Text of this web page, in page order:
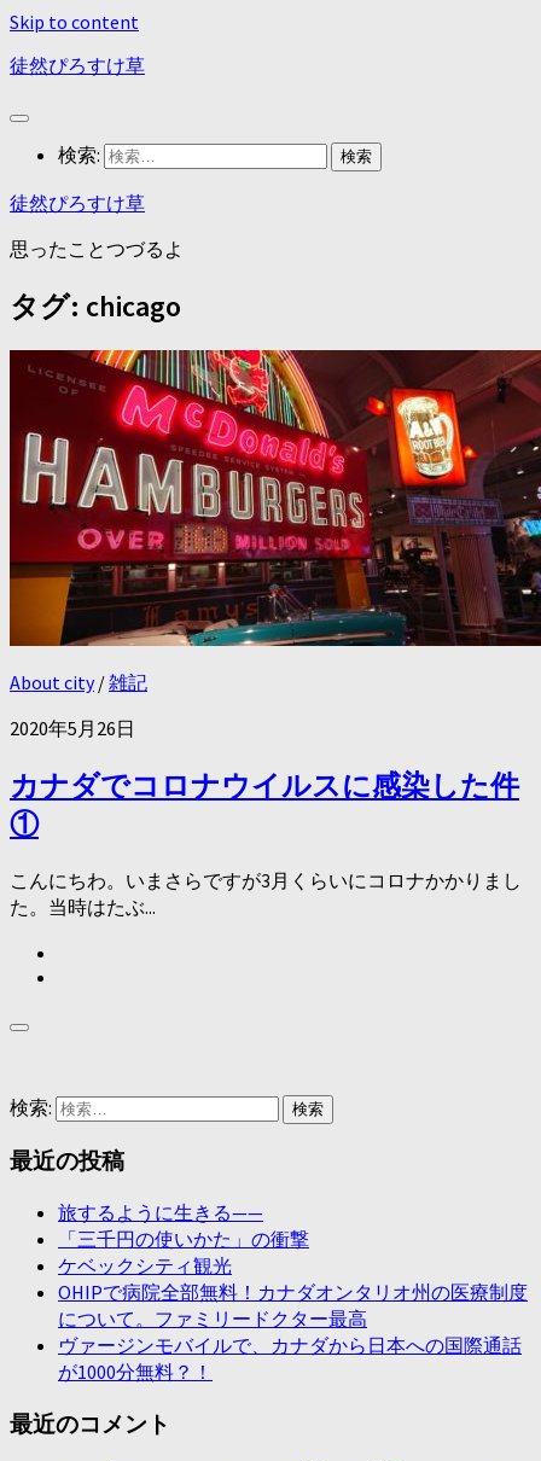
Skip to content
徒然ぴろすけ草
検索:
徒然ぴろすけ草
思ったことつづるよ
タグ: chicago
About city/雑記
2020年5月26日
カナダでコロナウイルスに感染した件
①
こんにちわ。いまさらですが3月くらいにコロナかかりまし
た。当時はたぶ...
検索:
最近の投稿
旅するように生きる——
「三千円の使いかた」の衝撃
ケベックシティ観光
OHIPで病院全部無料！カナダオンタリオ州の医療制度
について。ファミリードクター最高
ヴァージンモバイルで、カナダから日本への国際通話
が1000分無料？！
最近のコメント